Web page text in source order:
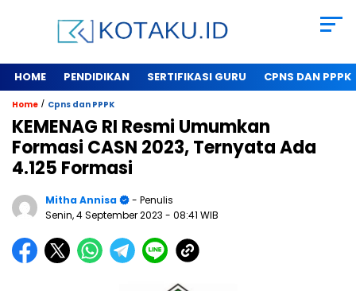
HOME PENDIDIKAN SERTIFIKASI GURU CPNS DAN PPPK
Home / Cpns dan PPPK
KEMENAG RI Resmi Umumkan
Formasi CASN 2023, Ternyata Ada
4.125 Formasi
Mitha Annisa
- Penulis
Senin, 4 September 2023 - 08:41 WIB